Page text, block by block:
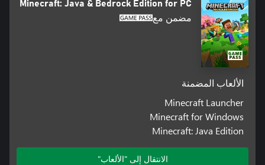
Minecraft: Java & Bedrock Edition for PC
مضمن مع
الألعاب المضمنة
Minecraft Launcher
Minecraft for Windows
Minecraft: Java Edition
الانتقال إلى "الألعاب"